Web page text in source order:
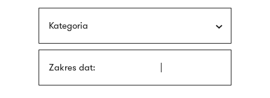
Kategoria
Zakres dat: